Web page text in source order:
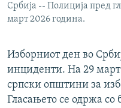
Србија -- Полиција пред
март 2026 година.
Изборниот ден во
инциденти. На 29 март
српски општини за
Гласањето се одржа со